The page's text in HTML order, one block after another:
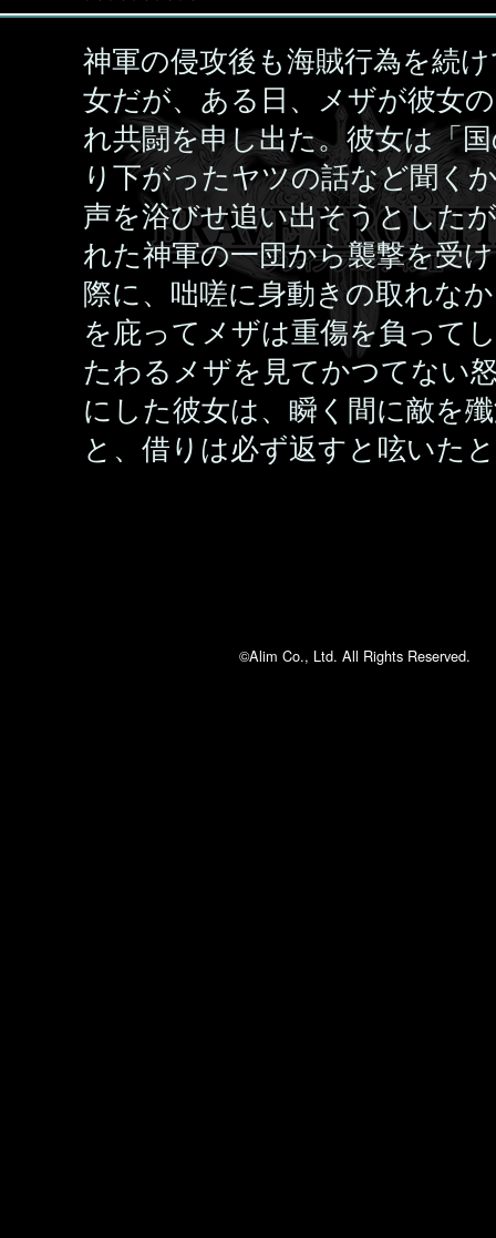
神軍の侵攻後も海賊行為を続
女だが、ある日、メザが彼女
れ共闘を申し出た。彼女は「
り下がったヤツの話など聞く
声を浴びせ追い出そうとした
れた神軍の一団から襲撃を受
際に、咄嗟に身動きの取れな
を庇ってメザは重傷を負って
たわるメザを見てかつてない
にした彼女は、瞬く間に敵を
と、借りは必ず返すと呟いた
©Alim Co., Ltd. All Rights Reserved.